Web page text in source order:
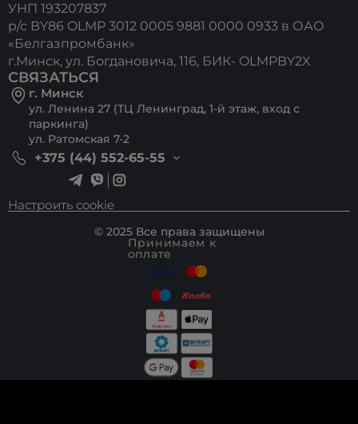
УНП 193207837
р/с BY86 OLMP 3012 0005 9881 0000 0933 в ОАО
«Белгазпромбанк»
г.Минск, ул. Богдановича, 116, БИК- OLMPBY2X
СВЯЗАТЬСЯ
г. Минск
ул. Ленина 27 (ТЦ Ленинград, 1-й этаж, вход с
паркинга)
ул. Ратомская 7-2
+375 (44) 552-65-55
Настроить cookie
© 2025 Все права защищены
Принимаем к
оплате